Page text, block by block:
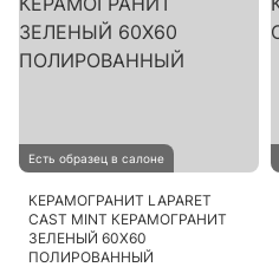
Есть образец в салоне
КЕРАМОГРАНИТ LAPARET
CAST MINT КЕРАМОГРАНИТ
ЗЕЛЕНЫЙ 60X60
ПОЛИРОВАННЫЙ